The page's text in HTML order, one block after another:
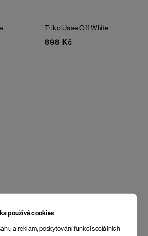
používá cookies
a reklam, poskytování funkcí sociálních
Triko UsseOff White
898 Kč
Triko Faciem ViridiBone